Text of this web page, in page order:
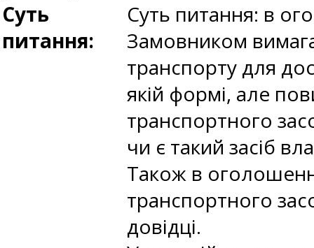
Суть
питання:
Суть питання: в
Замовником
транспорту для
якій формі, але
транспортного
чи є такий засіб
Також в
транспортного
довідці.